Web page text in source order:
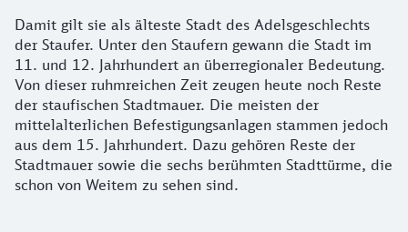
Damit gilt sie als älteste Stadt des Adelsgeschlechts
der Staufer. Unter den Staufern gewann die Stadt im
11. und 12. Jahrhundert an überregionaler Bedeutung.
Von dieser ruhmreichen Zeit zeugen heute noch Reste
der staufischen Stadtmauer. Die meisten der
mittelalterlichen Befestigungsanlagen stammen jedoch
aus dem 15. Jahrhundert. Dazu gehören Reste der
Stadtmauer sowie die sechs berühmten Stadttürme, die
schon von Weitem zu sehen sind.